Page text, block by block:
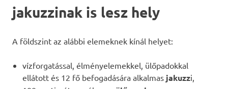
jakuzzinak is lesz hely
A földszint az alábbi elemeknek kínál helyet:
vízforgatással, élményelemekkel, ülőpadokkal
ellátott és 12 fő befogadására alkalmas jakuzzi,